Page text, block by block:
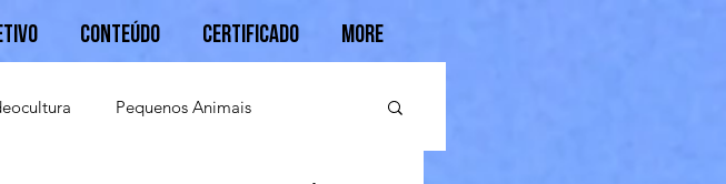
Conteúdo Certificado More
Pequenos Animais